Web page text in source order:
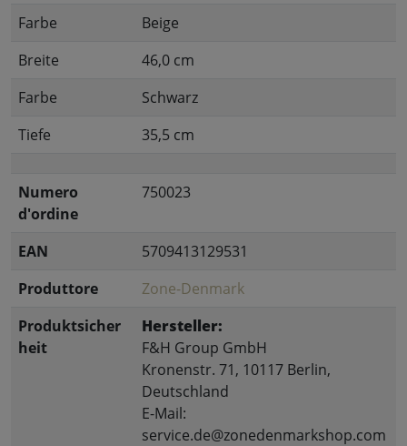
Farbe
Beige
Breite
46,0 cm
Farbe
Schwarz
Tiefe
35,5 cm
Numero
d'ordine
750023
EAN
5709413129531
Produttore
Zone-Denmark
Produktsicher
heit
Hersteller:
F&H Group GmbH
Kronenstr. 71, 10117 Berlin,
Deutschland
E-Mail:
service.de@zonedenmarkshop.com